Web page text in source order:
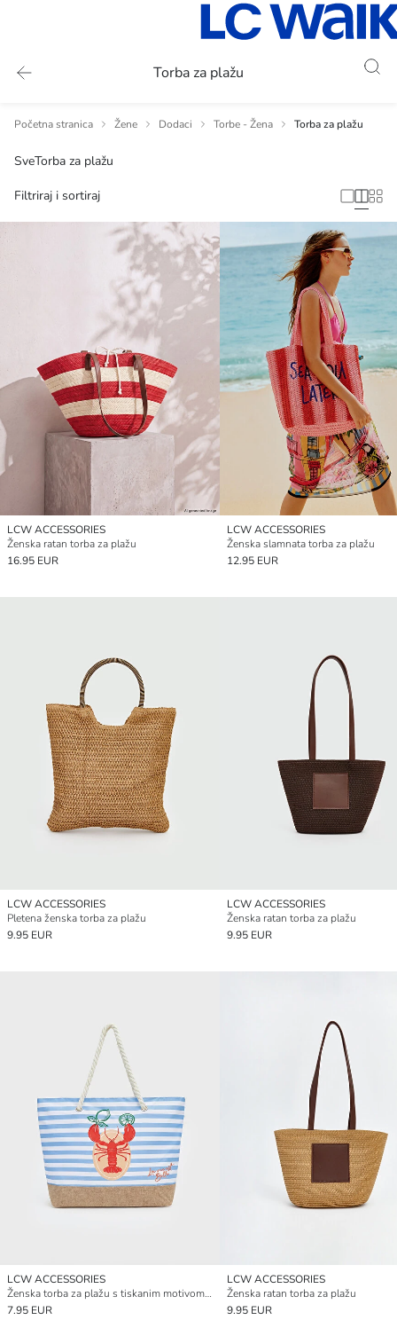
Torba za plažu
Početna stranica Žene Dodaci Torbe - Žena Torba za plažu
SveTorba za plažu
Filtriraj i sortiraj
LCW ACCESSORIES
Ženska ratan torba za plažu
16.95 EUR
LCW ACCESSORIES
Ženska slamnata torba za plažu
12.95 EUR
LCW ACCESSORIES
Pletena ženska torba za plažu
9.95 EUR
LCW ACCESSORIES
Ženska ratan torba za plažu
9.95 EUR
LCW ACCESSORIES
Ženska torba za plažu s tiskanim motivom raka
7.95 EUR
LCW ACCESSORIES
Ženska ratan torba za plažu
9.95 EUR